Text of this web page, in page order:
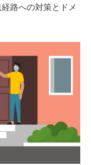
路への対策とドメ